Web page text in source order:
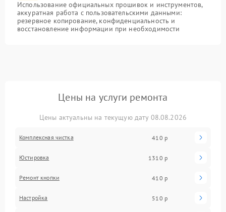
Использование официальных прошивок и инструментов,
аккуратная работа с пользовательскими данными:
резервное копирование, конфиденциальность и
восстановление информации при необходимости
Цены на услуги ремонта
Цены актуальны на текущую дату 08.08.2026
Комплексная чистка 410 р
Юстировка 1310 р
Ремонт кнопки 410 р
Настройка 510 р